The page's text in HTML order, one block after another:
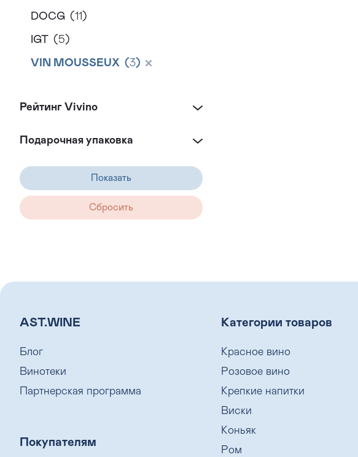
DOCG (11 )
IGT ( 5 )
VIN MOUSSEUX (3)
Рейтинг Vivino
Подарочная упаковка
AST.WINE
Блог
Винотеки
Партнерская программа
Покупателям
Категории товаров
Красное вино
Розовое вино
Крепкие напитки
Виски
Коньяк
Ром